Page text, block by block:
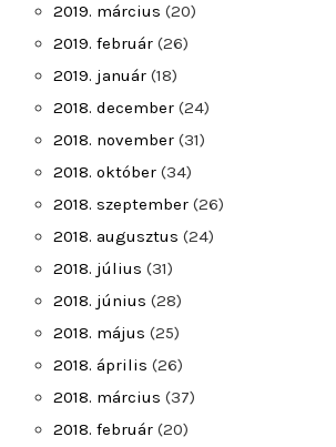
2019. március (20)
2019. február (26)
2019. január (18)
2018. december (24)
2018. november (31)
2018. október (34)
2018. szeptember (26)
2018. augusztus (24)
2018. július (31)
2018. június (28)
2018. május (25)
2018. április (26)
2018. március (37)
2018. február (20)